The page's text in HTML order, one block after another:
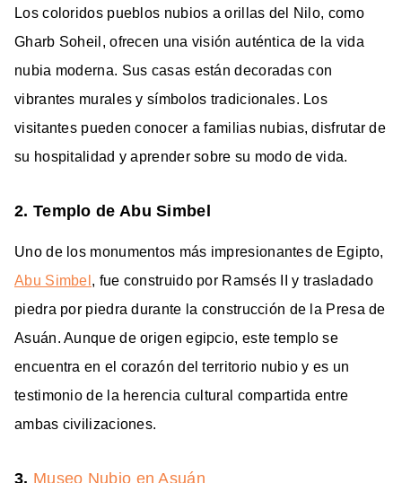
Los coloridos pueblos nubios a orillas del Nilo, como
Gharb Soheil, ofrecen una visión auténtica de la vida
nubia moderna. Sus casas están decoradas con
vibrantes murales y símbolos tradicionales. Los
visitantes pueden conocer a familias nubias, disfrutar de
su hospitalidad y aprender sobre su modo de vida.
2. Templo de Abu Simbel
Uno de los monumentos más impresionantes de Egipto,
Abu Simbel , fue construido por Ramsés II y trasladado
piedra por piedra durante la construcción de la Presa de
Asuán. Aunque de origen egipcio, este templo se
encuentra en el corazón del territorio nubio y es un
testimonio de la herencia cultural compartida entre
ambas civilizaciones.
3. Museo Nubio en Asuán